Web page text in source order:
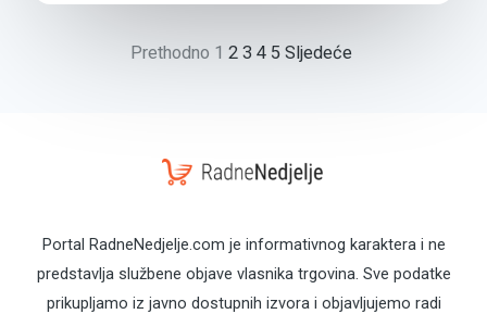
Prethodno 1 2 3 4 5 Sljedeće
Portal RadneNedjelje.com je informativnog karaktera i ne
predstavlja službene objave vlasnika trgovina. Sve podatke
prikupljamo iz javno dostupnih izvora i objavljujemo radi